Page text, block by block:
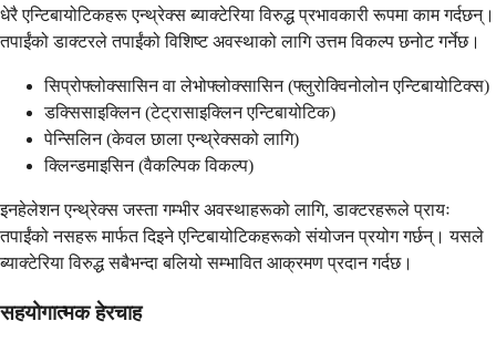
धेरै एन्टिबायोटिकहरू एन्थ्रेक्स ब्याक्टेरिया विरुद्ध प्रभावकारी रूपमा काम गर्दछन्।
तपाईंको डाक्टरले तपाईंको विशिष्ट अवस्थाको लागि उत्तम विकल्प छनोट गर्नेछ।
सिप्रोफ्लोक्सासिन वा लेभोफ्लोक्सासिन (फ्लुरोक्विनोलोन एन्टिबायोटिक्स)
डक्सिसाइक्लिन (टेट्रासाइक्लिन एन्टिबायोटिक)
पेन्सिलिन (केवल छाला एन्थ्रेक्सको लागि)
क्लिन्डमाइसिन (वैकल्पिक विकल्प)
इनहेलेशन एन्थ्रेक्स जस्ता गम्भीर अवस्थाहरूको लागि, डाक्टरहरूले प्रायः
तपाईंको नसहरू मार्फत दिइने एन्टिबायोटिकहरूको संयोजन प्रयोग गर्छन्। यसले
ब्याक्टेरिया विरुद्ध सबैभन्दा बलियो सम्भावित आक्रमण प्रदान गर्दछ।
सहयोगात्मक हेरचाह